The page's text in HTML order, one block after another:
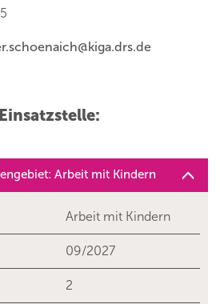
@kiga.drs.de
Arbeit mit Kindern
Arbeit mit Kindern
09/2027
2